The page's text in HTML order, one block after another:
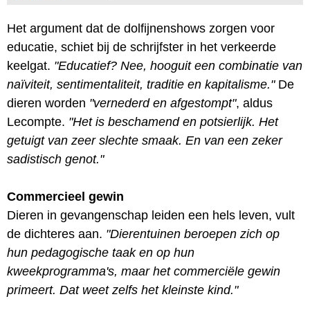
Het argument dat de dolfijnenshows zorgen voor
educatie, schiet bij de schrijfster in het verkeerde
keelgat. "Educatief? Nee, hooguit een combinatie van
naïviteit, sentimentaliteit, traditie en kapitalisme."De
dieren worden "vernederd en afgestompt", aldus
Lecompte. "Het is beschamend en potsierlijk. Het
getuigt van zeer slechte smaak. En van een zeker
sadistisch genot."
Commercieel gewin
Dieren in gevangenschap leiden een hels leven, vult
de dichteres aan. "Dierentuinen beroepen zich op
hun pedagogische taak en op hun
kweekprogramma's, maar het commerciële gewin
primeert. Dat weet zelfs het kleinste kind."